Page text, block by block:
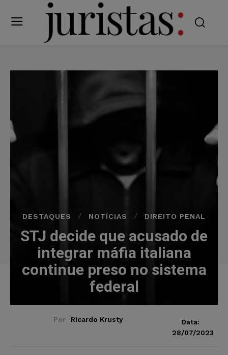
DESTAQUES NOTÍCIAS DIREITO PENAL
STJ decide que acusado de
integrar máfia italiana
continue preso no sistema
federal
Por Ricardo Krusty
Data:
28/07/2023